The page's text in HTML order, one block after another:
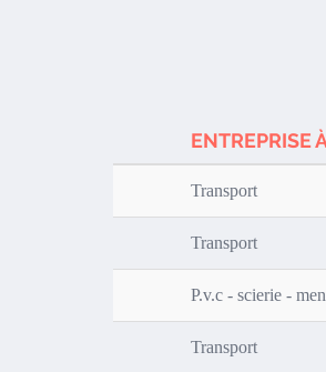
ENTREPRISE
Transport
Transport
P.v.c - scierie -
Transport